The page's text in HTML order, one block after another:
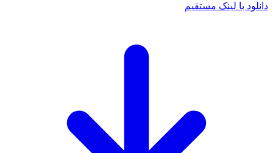
دانلود با لینک مستقیم